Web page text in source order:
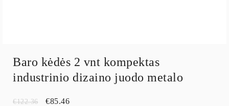
Baro kėdės 2 vnt kompektas
industrinio dizaino juodo metalo
€122.36 €85.46